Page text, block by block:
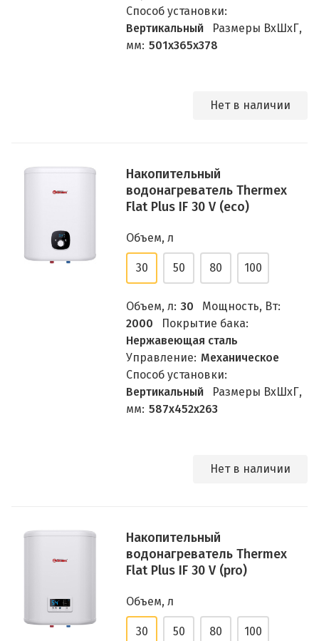
Способ установки:
Вертикальный
Размеры ВхШхГ,
мм: 501х365х378
Нет в наличии
Накопительный
водонагреватель Thermex
Flat Plus IF 30 V (eco)
Объем, л
30 50 80 100
Объем, л: 30
Мощность, Вт:
2000
Покрытие бака:
Нержавеющая сталь
Управление: Механическое
Способ установки:
Вертикальный
Размеры ВхШхГ,
мм: 587х452х263
Нет в наличии
Накопительный
водонагреватель Thermex
Flat Plus IF 30 V (pro)
Объем, л
30 50 80 100